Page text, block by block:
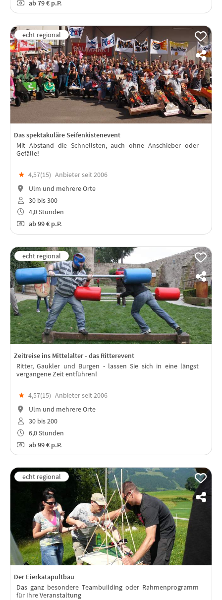
ab79 € p.P.
Das spektakuläre Seifenkistenevent
Mit Abstand die Schnellsten, auch ohne Anschieber oder
Gefälle!
★ 4,57(15) Anbieter seit 2006
Ulm und mehrere Orte
30 bis 300
4,0 Stunden
ab99 € p.P.
Zeitreise ins Mittelalter - das Ritterevent
Ritter, Gaukler und Burgen - lassen Sie sich in eine längst
vergangene Zeit entführen!
★ 4,57(15) Anbieter seit 2006
Ulm und mehrere Orte
30 bis 200
6,0 Stunden
ab99 € p.P.
Der Eierkatapultbau
Das ganz besondere Teambuilding oder Rahmenprogramm
für Ihre Veranstaltung